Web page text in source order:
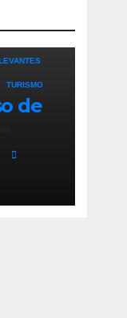
TURISMO
de
Plan